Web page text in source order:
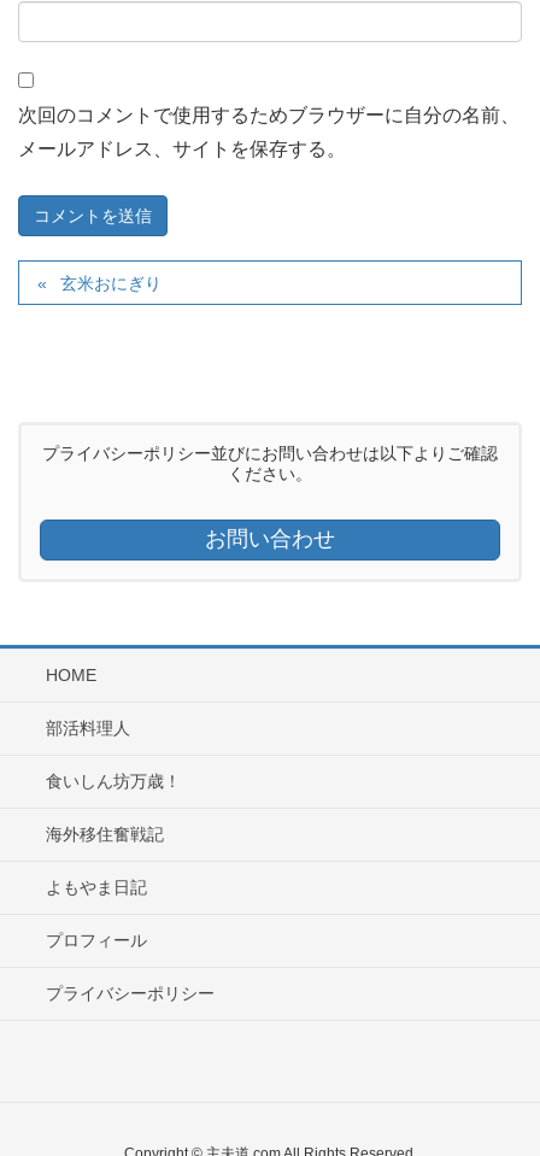
次回のコメントで使用するためブラウザーに自分の名前、
メールアドレス、サイトを保存する。
玄米おにぎり
プライバシーポリシー並びにお問い合わせは以下よりご確認
ください。
お問い合わせ
HOME
部活料理人
食いしん坊万歳！
海外移住奮戦記
よもやま日記
プロフィール
プライバシーポリシー